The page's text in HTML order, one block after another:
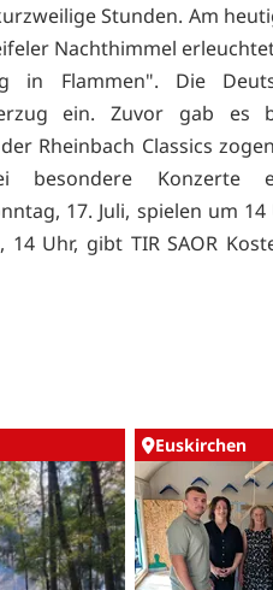
Stunden. Am
Nachthimmel
in Flammen". Die
ein. Zuvor gab es
Rheinbach Classics
besondere Konzerte
17. Juli, spielen um
14 Uhr, gibt TIR SAOR
Euskirchen